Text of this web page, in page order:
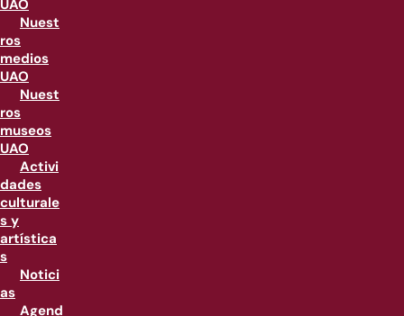
UAO
Nuest
ros
medios
UAO
Nuest
ros
museos
UAO
Activi
dades
culturale
s y
artística
s
Notici
as
Agend